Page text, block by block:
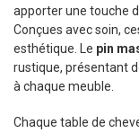
apporter une touche
Conçues avec soin,
esthétique. Le pin
rustique, présentant
à chaque meuble.
Chaque table de